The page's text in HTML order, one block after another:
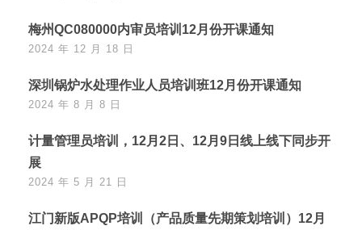
梅州QC080000内审员培训12月份开课通知
2024 年 12 月 18 日
深圳锅炉水处理作业人员培训班12月份开课通知
2024 年 8 月 8 日
计量管理员培训，12月2日、12月9日线上线下同步开
展
2024 年 5 月 21 日
江门新版APQP培训（产品质量先期策划培训）12月